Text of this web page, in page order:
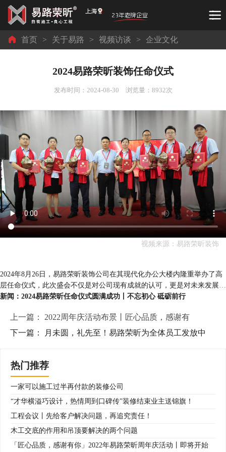
首页 > 关于易路 > 视频访谈 > 企业文化
2024易路荣昕装饰任命仪式
发布时间：2024-08-30 浏览量： 8932次
视频来源：易路荣昕装饰
2024年8月26日，易路荣昕装饰公司在其现代化办公大楼内隆重举办了高
层任命仪式，此次盛会不仅是对公司现有成就的认可，更是对未来发展战
略的展望与布局，旨在全员能够更好、更专业的服务客户。
新闻： 2024易路荣昕任命仪式圆满成功丨不忘初心 砥砺前行
上一篇： 2022周年庆活动布景丨匠心品质，感谢有
下一篇：
月未圆，礼先至！易路荣昕为全体员工发放中
热门推荐
一家可以施工过半再付款的装修公司
“才华横溢巧设计，热情周到口碑传”装修结束业主送锦旗！
工程会议丨先给客户解决问题，再追究责任！
木工交底的作用和吊顶要解决的两个问题
「匠心品质，感谢有你」2022年易路荣昕周年庆活动丨即将开始